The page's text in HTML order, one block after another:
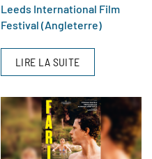
Leeds International Film
Festival (Angleterre)
LIRE LA SUITE